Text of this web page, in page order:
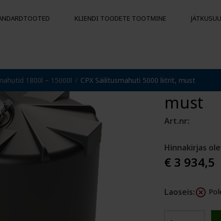
KINNITUSPOID
Ujukid
Põrkerauad
MUUD
KLIENDI TOODETE TOOTMINE
1800l – 15000l CPX Säilitusmahuti 5000 liitrit, must
CPX
must
Art.nr:
Hinnakirjas
€ 3 934,5
Laoseis: